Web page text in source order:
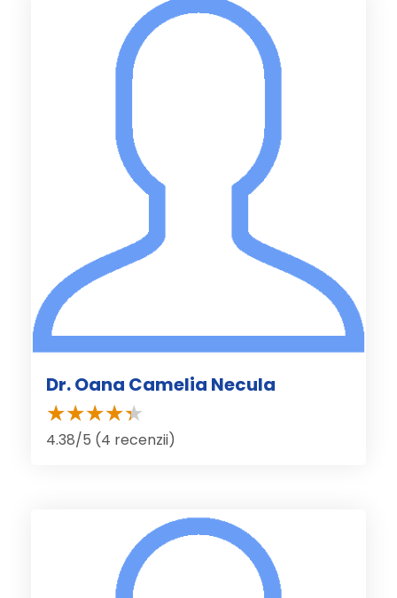
Dr. Oana Camelia Necula
4.38/5 (4 recenzii)